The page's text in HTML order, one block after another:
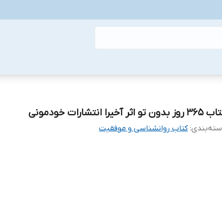
تو اثر آخیرا انتشارات خودمونی
:کتاب روانشناسی و موفقیت